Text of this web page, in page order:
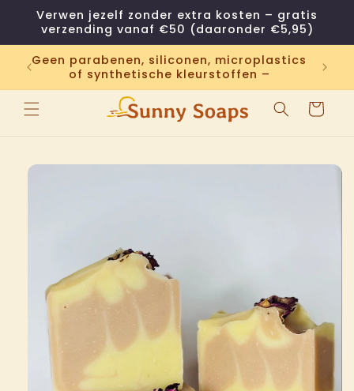
naar de
content
Verwen jezelf zonder extra kosten – gratis
verzending vanaf €50 (daaronder €5,95)
Geen parabenen, siliconen, microplastics
of synthetische kleurstoffen –
Winkelwagen
direct naar